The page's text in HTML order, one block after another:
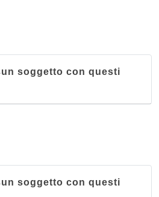
soggetto con questi
soggetto con questi